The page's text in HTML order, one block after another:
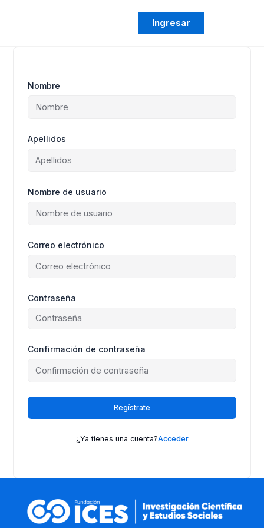
Ingresar
Nombre
Apellidos
Nombre de usuario
Correo electrónico
Contraseña
Confirmación de contraseña
Regístrate
¿Ya tienes una cuenta?Acceder